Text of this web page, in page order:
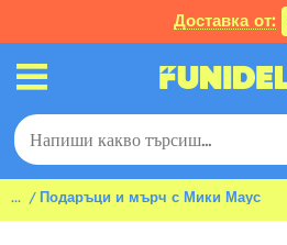
Доставка от:
... Подаръци и мърч с Мики Маус